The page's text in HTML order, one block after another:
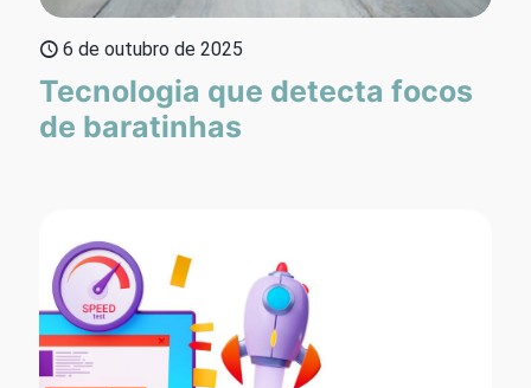
6 de outubro de 2025
Tecnologia que detecta focos
de baratinhas